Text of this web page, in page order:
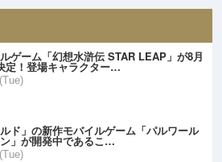
ゲーム「幻想水滸伝 STAR LEAP」が8月
定！登場キャラクター…
ルド」の新作モバイルゲーム「パルワール
」が開発中であるこ…